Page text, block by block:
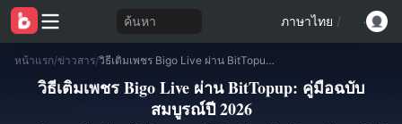
ค้นหา ภาษาไทย /
หน้าแรก/ข่าวสาร/ วิธีเติมเพชร Bigo Live ผ่าน BitTopup: คู่มือฉบับสมบูรณ์ปี 2026
วิธีเติมเพชร Bigo Live ผ่าน BitTopup: คู่มือฉบับ
สมบูรณ์ปี 2026